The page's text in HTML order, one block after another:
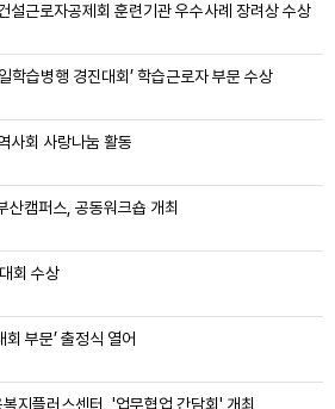
설근로자공제회 훈련기관 우수사례 장려상 수상
습병행 경진대회’ 학습근로자 부문 수상
사회 사랑나눔 활동
캠퍼스, 공동워크숍 개최
회 수상
부문’ 출정식 열어
지플러스센터, '업무협업 간담회' 개최